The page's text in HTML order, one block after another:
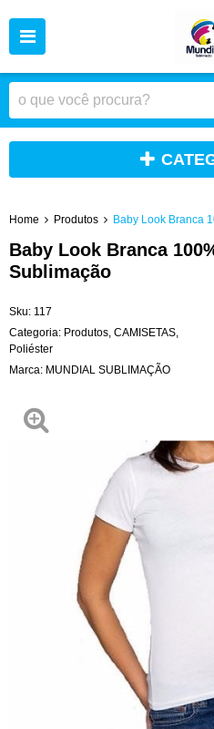
Home Produtos Baby Look Branca
Baby Look Branca
Sublimação
Sku: 117
Categoria: Produtos CAMISETAS
Poliéster
Marca: MUNDIAL SUBLIMAÇÃO